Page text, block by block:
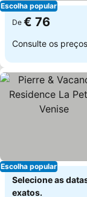
Escolha popular
De € 76
Consulte os
Escolha popular
Selecione as
exatos.